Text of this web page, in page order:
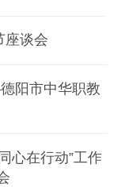
座谈会
阳市中华职教
心在行动”工作